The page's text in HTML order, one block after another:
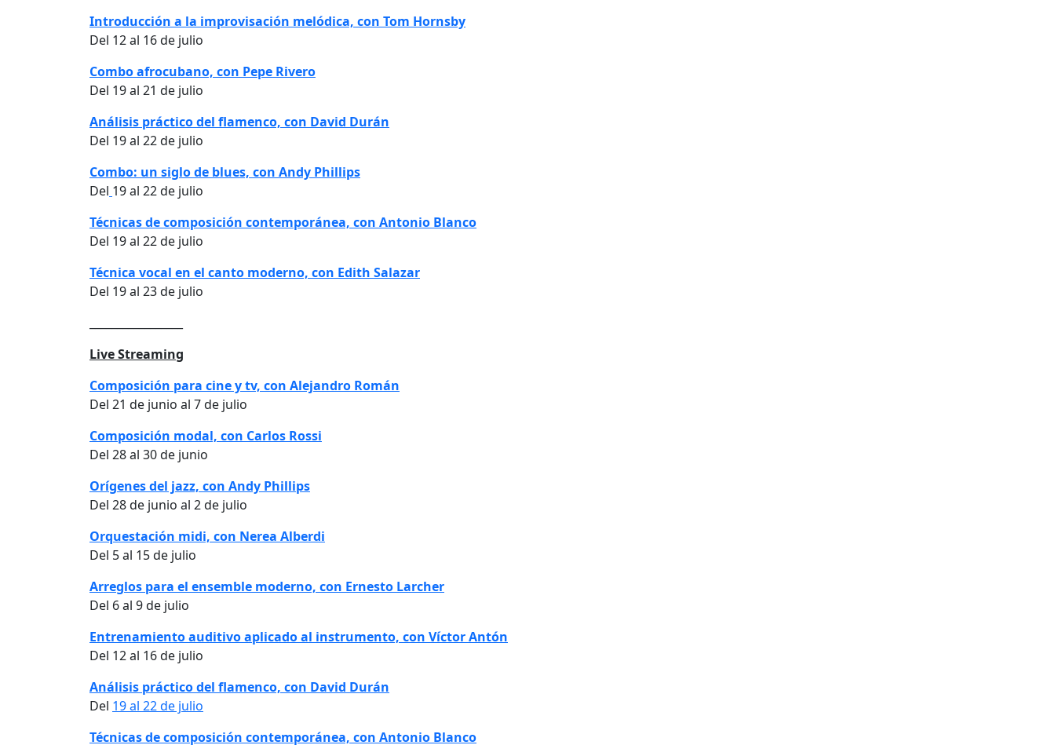
Introducción a la improvisación melódica, con Tom Hornsby
Del 12 al 16 de julio
Combo afrocubano, con Pepe Rivero
Del 19 al 21 de julio
Análisis práctico del flamenco, con David Durán
Del 19 al 22 de julio
Combo: un siglo de blues, con Andy Phillips
Del 19 al 22 de julio
Técnicas de composición contemporánea, con Antonio Blanco
Del 19 al 22 de julio
Técnica vocal en el canto moderno, con Edith Salazar
Del 19 al 23 de julio
Live Streaming
Composición para cine y tv, con Alejandro Román
Del 21 de junio al 7 de julio
Composición modal, con Carlos Rossi
Del 28 al 30 de junio
Orígenes del jazz, con Andy Phillips
Del 28 de junio al 2 de julio
Orquestación midi, con Nerea Alberdi
Del 5 al 15 de julio
Arreglos para el ensemble moderno, con Ernesto Larcher
Del 6 al 9 de julio
Entrenamiento auditivo aplicado al instrumento, con Víctor Antón
Del 12 al 16 de julio
Análisis práctico del flamenco, con David Durán
Del 19 al 22 de julio
Técnicas de composición contemporánea, con Antonio Blanco